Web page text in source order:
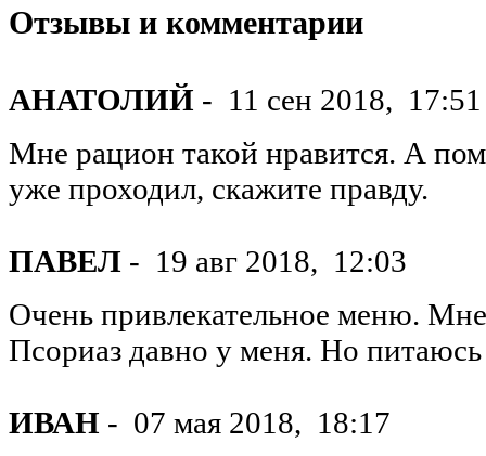
Отзывы и комментарии
АНАТОЛИЙ - 11 сен 2018, 17:51
Мне рацион такой нравится. А
уже проходил, скажите правду.
ПАВЕЛ - 19 авг 2018, 12:03
Очень привлекательное меню.
Псориаз давно у меня. Но
ИВАН - 07 мая 2018, 18:17